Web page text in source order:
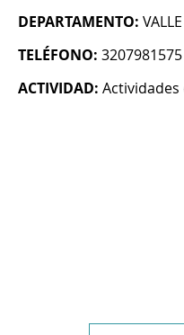
DEPARTAMENTO: VALLE
TELÉFONO: 3207981575
ACTIVIDAD: